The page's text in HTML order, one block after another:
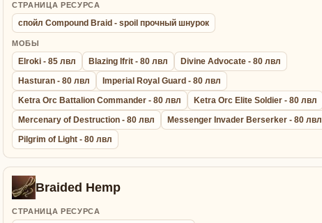
СТРАНИЦА РЕСУРСА
спойл Compound Braid - spoil прочный шнурок
МОБЫ
Elroki - 85 лвл Blazing Ifrit - 80 лвл
Divine Advocate - 80 лвл
Hasturan - 80 лвл
Imperial Royal Guard - 80 лвл
Ketra Orc Battalion Commander - 80 лвл
Ketra Orc Elite Soldier - 80 лвл
Mercenary of Destruction - 80 лвл
Messenger Invader Berserker - 80 лвл
Pilgrim of Light - 80 лвл
Braided Hemp
СТРАНИЦА РЕСУРСА